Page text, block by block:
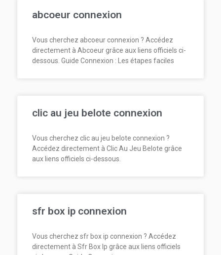
abcoeur connexion
Vous cherchez abcoeur connexion ? Accédez
directement à Abcoeur grâce aux liens officiels ci-
dessous. Guide Connexion : Les étapes faciles
clic au jeu belote connexion
Vous cherchez clic au jeu belote connexion ?
Accédez directement à Clic Au Jeu Belote grâce
aux liens officiels ci-dessous.
sfr box ip connexion
Vous cherchez sfr box ip connexion ? Accédez
directement à Sfr Box Ip grâce aux liens officiels